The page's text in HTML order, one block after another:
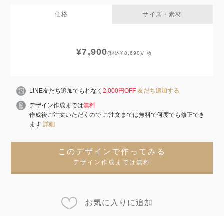
価格 サイズ・素材
¥7,900(税込¥8,690)/ 枚
LINE友だち追加でもれなく2,000円OFF 友だち追加する
デザイン作成までは無料
作成後ご注文いただくので ご注文までは無料で何度でも修正でき
ます詳細
このデザインで作ってみる
デザイン作成までは無料
お気に入りに追加